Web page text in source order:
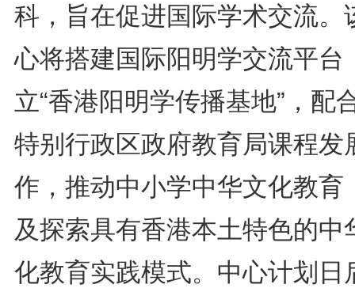
科，旨在促进国际学术交流。
心将搭建国际阳明学交流平台
立“香港阳明学传播基地”，配
特别行政区政府教育局课程发
作，推动中小学中华文化教育
及探索具有香港本土特色的中
化教育实践模式。中心计划日